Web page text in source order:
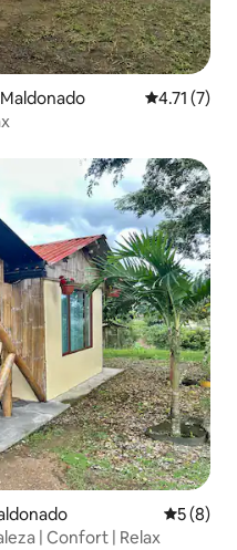
Calificación
4.71 (7)
5 (8)
| Confort | Relax